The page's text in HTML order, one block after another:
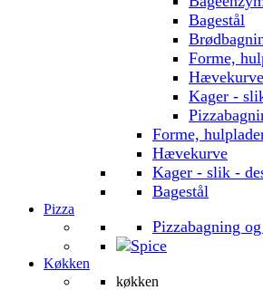
Bagestål
Forme,
Hævekurve
Kager -
Forme,
Hævekurve
Kager - slik -
Bagestål
Pizza
Pizzabagning
Køkken
køkken